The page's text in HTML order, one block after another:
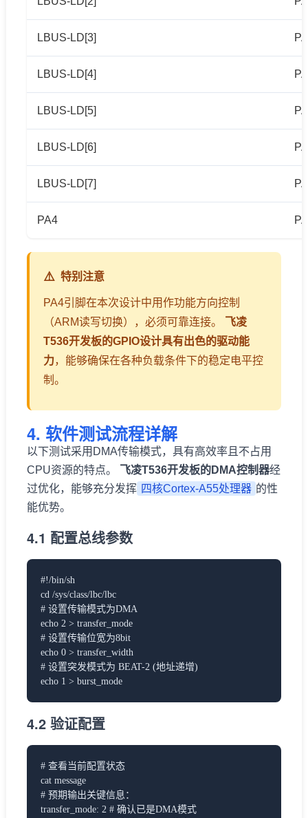
LBUS-LD[3]
LBUS-LD[4]
LBUS-LD[5]
LBUS-LD[6]
LBUS-LD[7]
PA4
特别注意
PA4引脚在本次设计中用作功能方向控制
（ARM读写切换），必须可靠连接。 飞凌
T536开发板的GPIO设计具有出色的驱动能
力，能够确保在各种负载条件下的稳定电平控
制。
4. 软件测试流程详解
以下测试采用DMA传输模式，具有高效率且不占用
CPU资源的特点。 飞凌T536开发板的DMA控制器经
过优化，能够充分发挥 四核Cortex-A55处理器 的性
能优势。
4.1 配置总线参数
#!/bin/sh
cd /sys/class/lbc/lbc
# 设置传输模式为DMA
echo 2 > transfer_mode
# 设置传输位宽为8bit
echo 0 > transfer_width
# 设置突发模式为 BEAT-2 (地址递增)
echo 1 > burst_mode
4.2 验证配置
# 查看当前配置状态
cat message
# 预期输出关键信息：
transfer_mode: 2 # 确认已是DMA模式